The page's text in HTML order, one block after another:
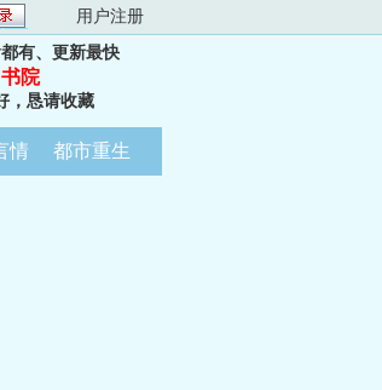
用户注册
有、更新最快
院
，恳请收藏
情 都市重生